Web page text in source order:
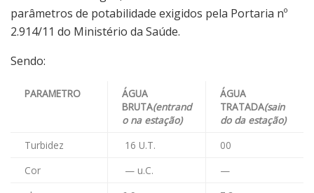
parâmetros de potabilidade exigidos pela Portaria nº
2.914/11 do Ministério da Saúde.
Sendo:
PARAMETRO
ÁGUA
BRUTA(entrand
o na estação)
ÁGUA
TRATADA(sain
do da estação)
Turbidez
16 U.T.
00
Cor
— u.C.
—